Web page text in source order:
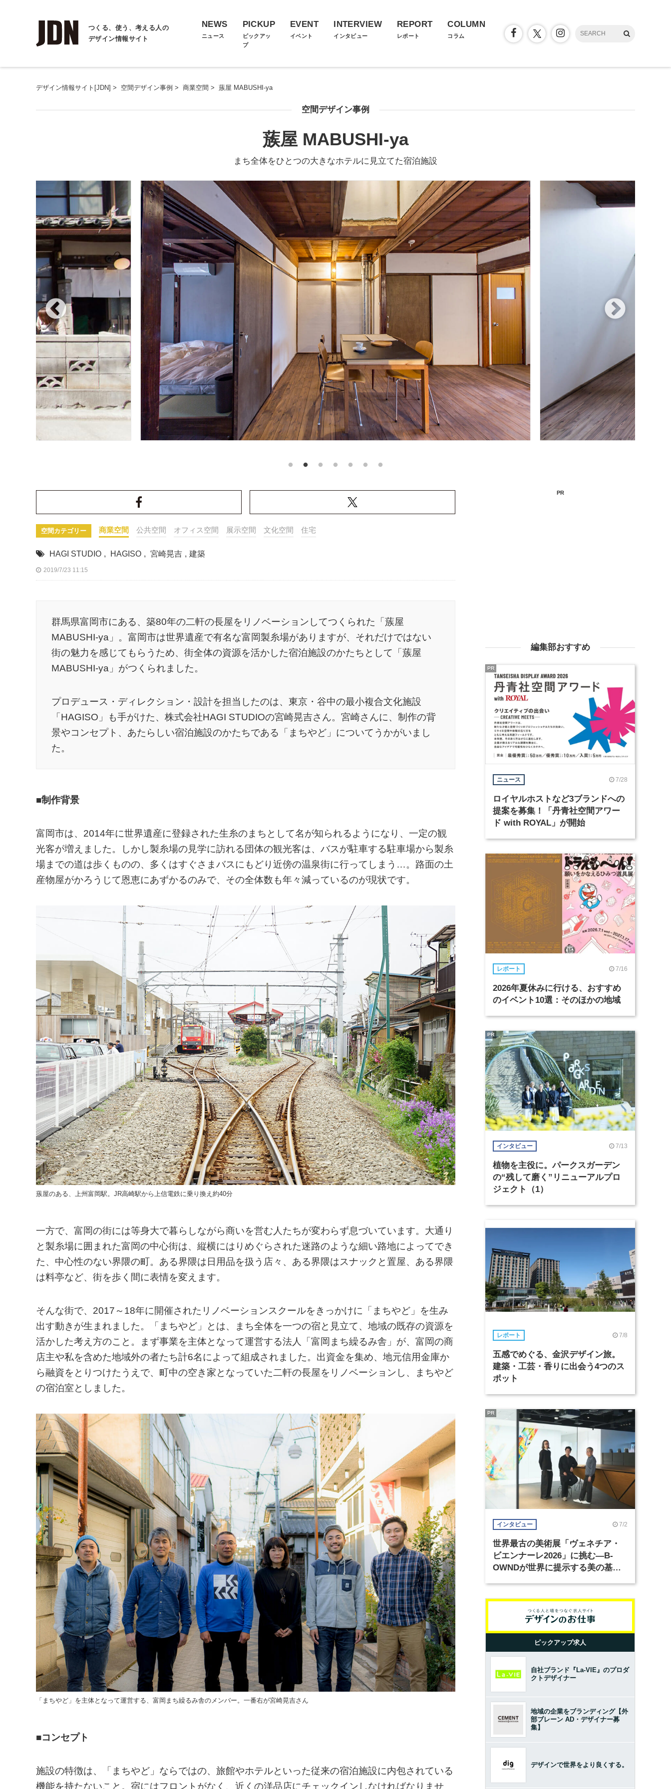
つくる、使う、考える人の
デザイン情報サイト
NEWS
ニュース
PICKUP
ピックアッ
プ
EVENT
イベント
INTERVIEW
インタビュー
REPORT
レポート
COLUMN
コラム
デザイン情報サイト[JDN] > 空間デザイン事例 > 商業空間 > 蔟屋 MABUSHI-ya
空間デザイン事例
蔟屋 MABUSHI-ya
まち全体をひとつの大きなホテルに見立てた宿泊施設
空間カテゴリー 商業空間 公共空間 オフィス空間 展示空間 文化空間 住宅
HAGI STUDIO , HAGISO , 宮崎晃吉 , 建築
2019/7/23 11:15
群馬県富岡市にある、築80年の二軒の長屋をリノベーションしてつくられた「蔟屋
MABUSHI-ya」。富岡市は世界遺産で有名な富岡製糸場がありますが、それだけではない
街の魅力を感じてもらうため、街全体の資源を活かした宿泊施設のかたちとして「蔟屋
MABUSHI-ya」がつくられました。
プロデュース・ディレクション・設計を担当したのは、東京・谷中の最小複合文化施設
「HAGISO」も手がけた、株式会社HAGI STUDIOの宮崎晃吉さん。宮崎さんに、制作の背
景やコンセプト、あたらしい宿泊施設のかたちである「まちやど」についてうかがいまし
た。
■制作背景
富岡市は、2014年に世界遺産に登録された生糸のまちとして名が知られるようになり、一定の観
光客が増えました。しかし製糸場の見学に訪れる団体の観光客は、バスが駐車する駐車場から製糸
場までの道は歩くものの、多くはすぐさまバスにもどり近傍の温泉街に行ってしまう…。路面の土
産物屋がかろうじて恩恵にあずかるのみで、その全体数も年々減っているのが現状です。
蔟屋のある、上州富岡駅。JR高崎駅から上信電鉄に乗り換え約40分
一方で、富岡の街には等身大で暮らしながら商いを営む人たちが変わらず息づいています。大通り
と製糸場に囲まれた富岡の中心街は、縦横にはりめぐらされた迷路のような細い路地によってでき
た、中心性のない界隈の町。ある界隈は日用品を扱う店々、ある界隈はスナックと置屋、ある界隈
は料亭など、街を歩く間に表情を変えます。
そんな街で、2017～18年に開催されたリノベーションスクールをきっかけに「まちやど」を生み
出す動きが生まれました。「まちやど」とは、まち全体を一つの宿と見立て、地域の既存の資源を
活かした考え方のこと。まず事業を主体となって運営する法人「富岡まち繰るみ舎」が、富岡の商
店主や私を含めた地域外の者たち計6名によって組成されました。出資金を集め、地元信用金庫か
ら融資をとりつけたうえで、町中の空き家となっていた二軒の長屋をリノベーションし、まちやど
の宿泊室としました。
「まちやど」を主体となって運営する、富岡まち繰るみ舎のメンバー。一番右が宮崎晃吉さん
■コンセプト
施設の特徴は、「まちやど」ならではの、旅館やホテルといった従来の宿泊施設に内包されている
機能を持たないこと。宿にはフロントがなく、近くの洋品店にチェックインしなければなりませ
PR
編集部おすすめ
ニュース 7/28
ロイヤルホストなど3ブランドへの
提案を募集！「丹青社空間アワー
ド with ROYAL」が開始
PR
レポート 7/16
2026年夏休みに行ける、おすすめ
のイベント10選：そのほかの地域
インタビュー 7/13
植物を主役に。パークスガーデン
の“残して磨く”リニューアルプロ
ジェクト（1）
PR
レポート 7/8
五感でめぐる、金沢デザイン旅。
建築・工芸・香りに出会う4つのス
ポット
インタビュー 7/2
世界最古の美術展「ヴェネチア・
ビエンナーレ2026」に挑む―B-
OWNDが世界に提示する美の基準
PR
ピックアップ求人
自社ブランド『La-VIE』のプロダ
クトデザイナー
地域の企業をブランディング【外
部ブレーン AD・デザイナー募
集】
デザインで世界をより良くする。